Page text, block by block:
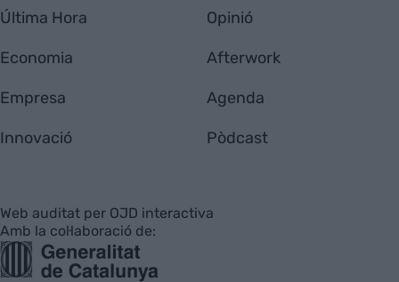
Última Hora
Economia
Empresa
Innovació
Opinió
Afterwork
Agenda
Pòdcast
Web auditat per OJD interactiva
Amb la col·laboració de: